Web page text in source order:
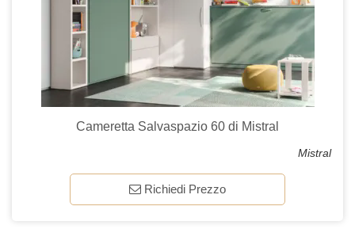
Cameretta Salvaspazio 60 di Mistral
Mistral
Richiedi Prezzo